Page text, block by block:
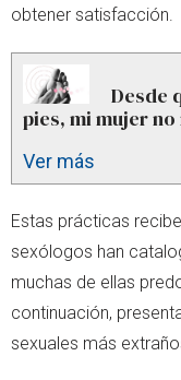
obtener satisfacción.
Desde
pies, mi mujer
Ver más
Estas prácticas
sexólogos han
muchas de ellas
continuación,
sexuales más